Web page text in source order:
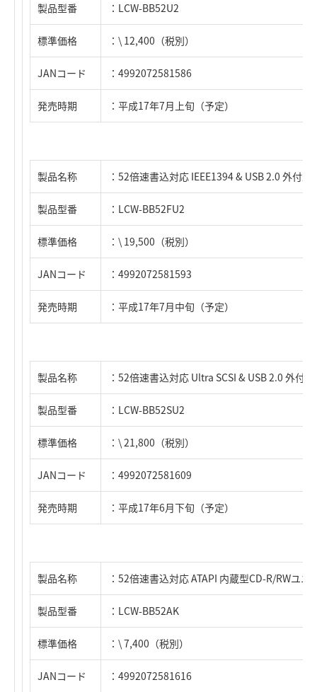
製品型番 ：LCW-BB52U2
標準価格 ：\ 12,400（税別）
JANコード ：4992072581586
発売時期 ：平成17年7月上旬（予定）
製品名称 ：52倍速書込対応 IEEE1394 & USB 2.0 外付
製品型番 ：LCW-BB52FU2
標準価格 ：\ 19,500（税別）
JANコード ：4992072581593
発売時期 ：平成17年7月中旬（予定）
製品名称 ：52倍速書込対応 Ultra SCSI & USB 2.0 外付
製品型番 ：LCW-BB52SU2
標準価格 ：\ 21,800（税別）
JANコード ：4992072581609
発売時期 ：平成17年6月下旬（予定）
製品名称 ：52倍速書込対応 ATAPI 内蔵型CD-R/RWユニ
製品型番 ：LCW-BB52AK
標準価格 ：\ 7,400（税別）
JANコード ：4992072581616